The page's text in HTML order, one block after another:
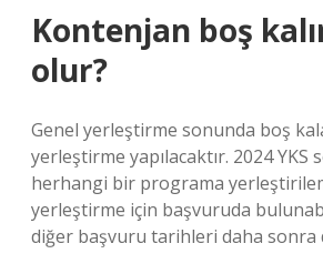
Kontenjan boş
olur?
Genel yerleştirme sonunda boş
yerleştirme yapılacaktır. 2024 YKS
herhangi bir programa
yerleştirme için başvuruda
diğer başvuru tarihleri ​​daha sonra